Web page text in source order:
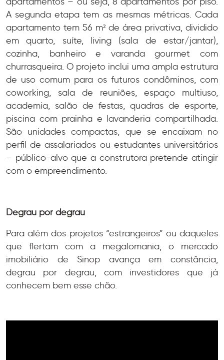
A segunda etapa tem as mesmas métricas. Cada
apartamento tem 56 m² de área privativa, dividido
em quarto, suíte, living (sala de estar/jantar),
cozinha, banheiro e varanda gourmet com
churrasqueira. O projeto inclui uma ampla estrutura
de uso comum para os futuros condôminos, com
coworking, sala de reuniões, espaço multiuso,
academia, salão de festas, quadras de esporte,
piscina com prainha e lavanderia compartilhada.
São unidades compactas, que se encaixam no
perfil de assalariados ou estudantes universitários
– público-alvo que a construtora pretende atingir
com o empreendimento.
Degrau por degrau
Para além dos projetos “estrangeiros” ou daqueles
que flertam com a megalomania, o mercado
imobiliário de Sinop avança em constância,
degrau por degrau, com investidores que já
conhecem bem esse chão.